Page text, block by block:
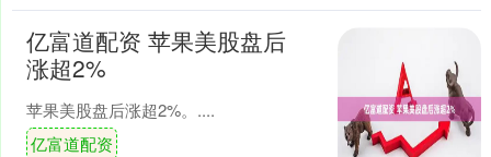
亿富道配资 苹果美股盘后
涨超2%
苹果美股盘后涨超2%。....
亿富道配资